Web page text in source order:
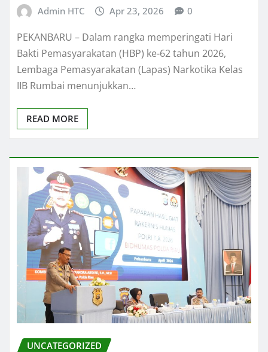
Admin HTC Apr 23, 2026 0
PEKANBARU – Dalam rangka memperingati Hari
Bakti Pemasyarakatan (HBP) ke-62 tahun 2026,
Lembaga Pemasyarakatan (Lapas) Narkotika Kelas
IIB Rumbai menunjukkan…
READ MORE
UNCATEGORIZED